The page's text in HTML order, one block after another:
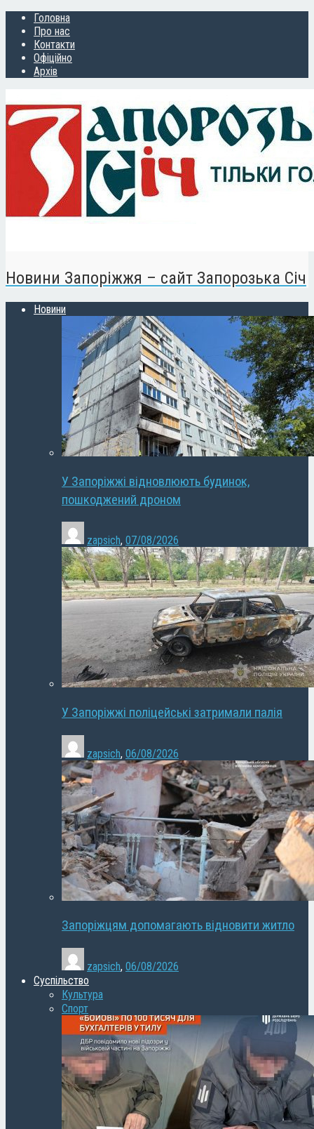
Головна
Про нас
Контакти
Офіційно
Архів
Новини Запоріжжя – сайт Запорозька Січ
Новини
У Запоріжжі відновлюють будинок,
пошкоджений дроном
zapsich, 07/08/2026
У Запоріжжі поліцейські затримали палія
zapsich, 06/08/2026
Запоріжцям допомагають відновити житло
zapsich, 06/08/2026
Суспільство
Культура
Спорт